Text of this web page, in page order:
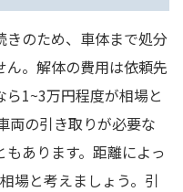
のため、車体まで処分
。解体の費用は依頼先
1~3万円程度が相場と
両の引き取りが必要な
あります。距離によっ
場と考えましょう。引